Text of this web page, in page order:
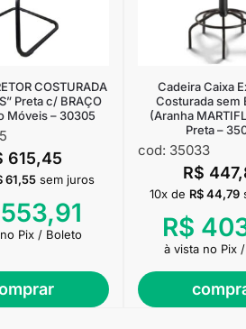
COSTURADA
Preta c/ BRAÇO
Móveis – 30305
615,45
61,55 sem juros
553,91
Pix / Boleto
Cadeira Caixa
Costurada sem
(Aranha
Preta –
cod: 35033
R$
10x de R$44,79
R$
à vista no Pix